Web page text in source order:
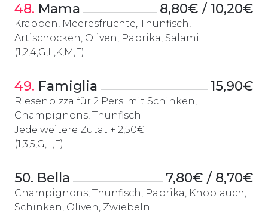
48. Mama 8,80€ / 10,20€
Krabben, Meeresfrüchte, Thunfisch,
Artischocken, Oliven, Paprika, Salami
(1,2,4,G,L,K,M,F)
49. Famiglia 15,90€
Riesenpizza für 2 Pers. mit Schinken,
Champignons, Thunfisch
Jede weitere Zutat + 2,50€
(1,3,5,G,L,F)
50. Bella 7,80€ / 8,70€
Champignons, Thunfisch, Paprika, Knoblauch,
Schinken, Oliven, Zwiebeln